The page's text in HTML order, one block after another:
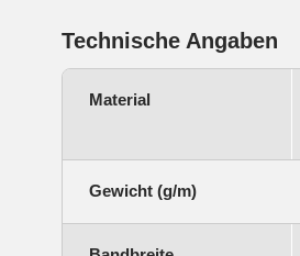
Technische Angaben
Material
Gewicht (g/m)